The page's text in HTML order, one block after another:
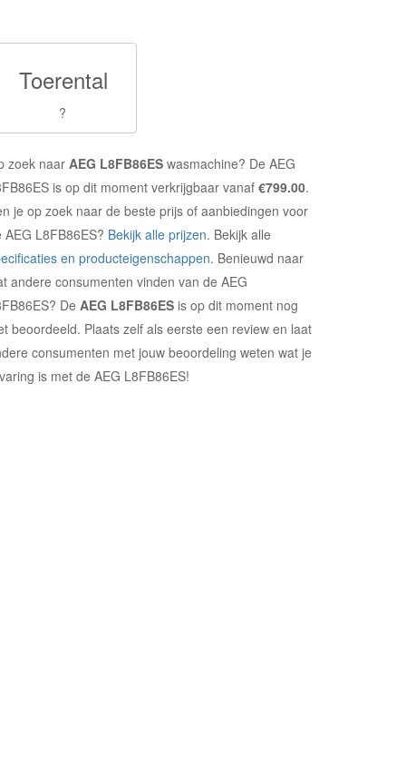
Toerental
?
zoek naar AEG L8FB86ES wasmachine? De AEG
is op dit moment verkrijgbaar vanaf €799.00.
je op zoek naar de beste prijs of aanbiedingen voor
AEG L8FB86ES? Bekijk alle prijzen. Bekijk alle
en producteigenschappen. Benieuwd naar
andere consumenten vinden van de AEG
De AEG L8FB86ES is op dit moment nog
beoordeeld. Plaats zelf als eerste een review en laat
consumenten met jouw beoordeling weten wat je
is met de AEG L8FB86ES!